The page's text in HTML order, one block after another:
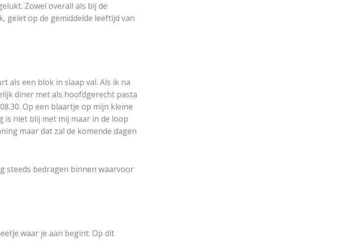
Zowel overall als bij de
gelet op de gemiddelde leeftijd van
als een blok in slaap val. Als ik na
diner met als hoofdgerecht pasta
Op een blaartje op mijn kleine
niet blij met mij maar in de loop
maar dat zal de komende dagen
steeds bedragen binnen waarvoor
waar je aan begint. Op dit